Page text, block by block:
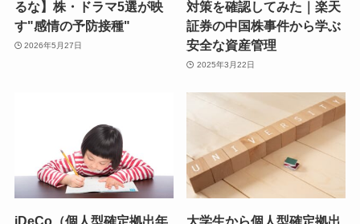
るな】株・ドラマ5選が映
す"感情の予防接種"
2026年5月27日
対策を確認してみた｜楽天
証券の中国株事件から学ぶ
安全な資産管理
2025年3月22日
iDeCo（個人型確定拠出年
大学生から個人型確定拠出